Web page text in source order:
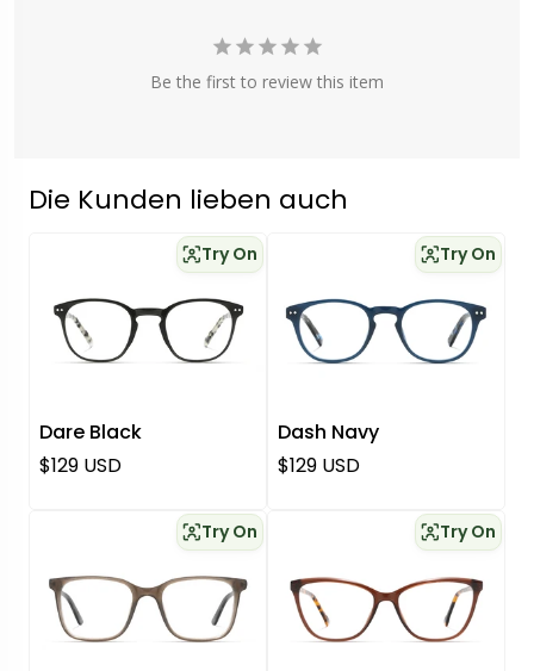
Be the first to review this item
Die Kunden lieben auch
Dare Black
Try On
Regulärer Preis
$129 USD
Dash Navy
Try On
Regulärer Preis
$129 USD
Try On Try On